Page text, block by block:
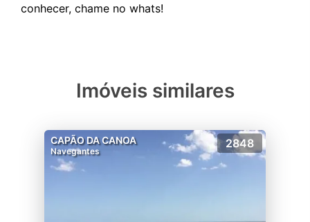
Imóveis similares
CAPÃO DA CANOA
Navegantes
2848